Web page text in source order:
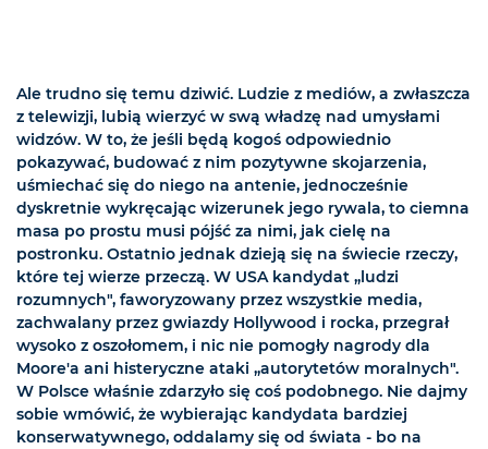
Ale trudno się temu dziwić. Ludzie z mediów, a zwłaszcza
z telewizji, lubią wierzyć w swą władzę nad umysłami
widzów. W to, że jeśli będą kogoś odpowiednio
pokazywać, budować z nim pozytywne skojarzenia,
uśmiechać się do niego na antenie, jednocześnie
dyskretnie wykręcając wizerunek jego rywala, to ciemna
masa po prostu musi pójść za nimi, jak cielę na
postronku. Ostatnio jednak dzieją się na świecie rzeczy,
które tej wierze przeczą. W USA kandydat „ludzi
rozumnych", faworyzowany przez wszystkie media,
zachwalany przez gwiazdy Hollywood i rocka, przegrał
wysoko z oszołomem, i nic nie pomogły nagrody dla
Moore'a ani histeryczne ataki „autorytetów moralnych".
W Polsce właśnie zdarzyło się coś podobnego. Nie dajmy
sobie wmówić, że wybierając kandydata bardziej
konserwatywnego, oddalamy się od świata - bo na